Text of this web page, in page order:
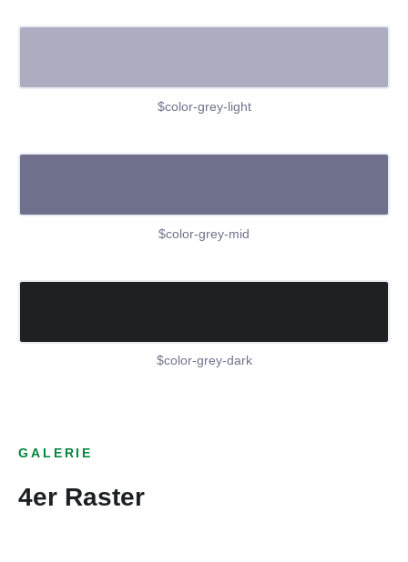
$color-grey-light
$color-grey-mid
$color-grey-dark
GALERIE
4er Raster